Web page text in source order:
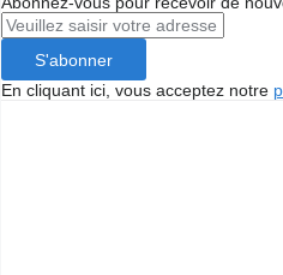
S'abonner
En cliquant ici, vous acceptez notre